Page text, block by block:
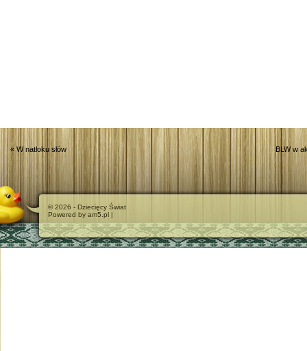
« W natłoku słów BLW w
© 2026 - Dziecięcy Świat
Powered by am5.pl |